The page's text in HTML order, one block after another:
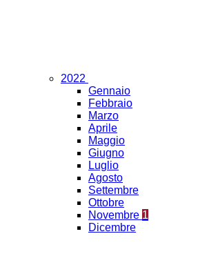
2022
Gennaio
Febbraio
Marzo
Aprile
Maggio
Giugno
Luglio
Agosto
Settembre
Ottobre
Novembre 1
Dicembre